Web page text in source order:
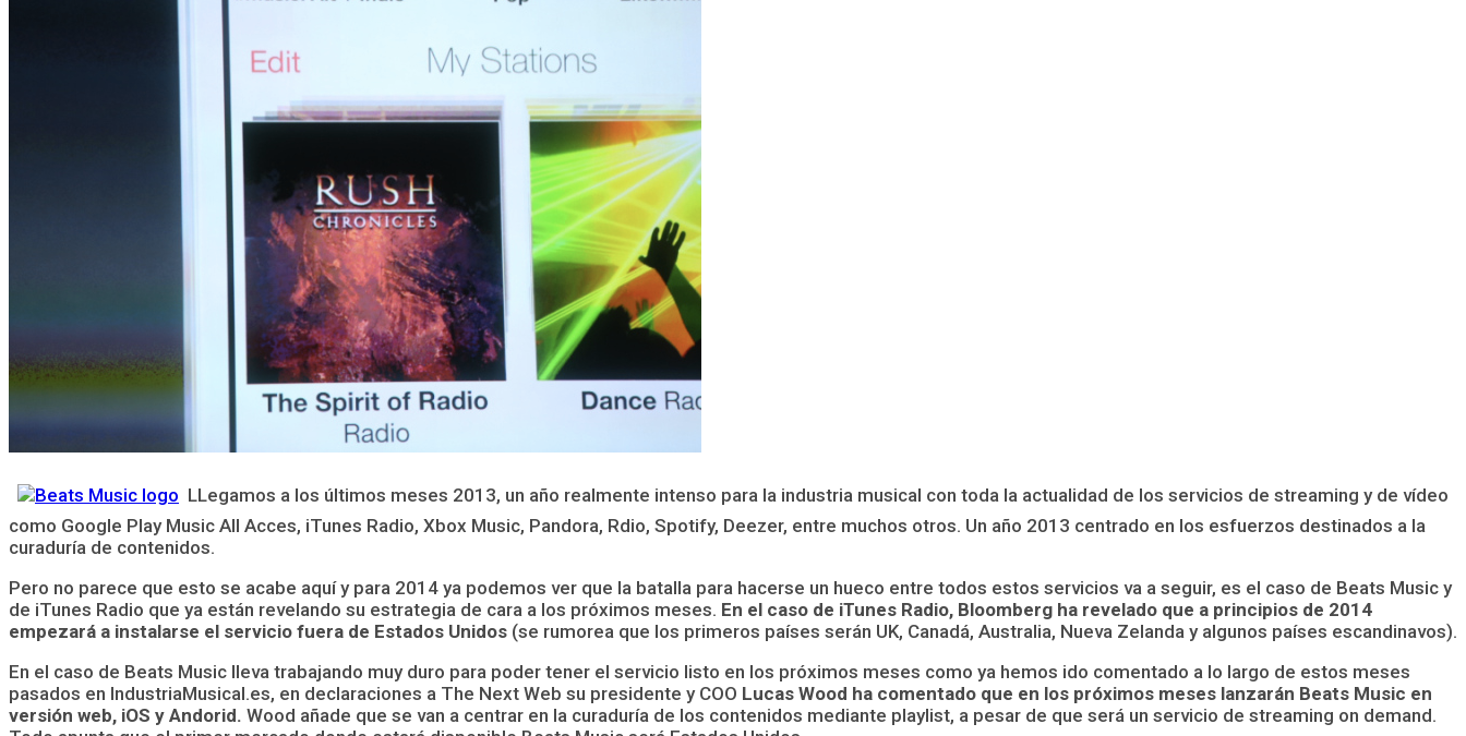
LLegamos a los últimos meses 2013, un año realmente intenso para la industria musical con toda la actualidad de los servicios de streaming y de vídeo
como Google Play Music All Acces, iTunes Radio, Xbox Music, Pandora, Rdio, Spotify, Deezer, entre muchos otros. Un año 2013 centrado en los esfuerzos destinados a la
curaduría de contenidos.
Pero no parece que esto se acabe aquí y para 2014 ya podemos ver que la batalla para hacerse un hueco entre todos estos servicios va a seguir, es el caso de Beats Music y
de iTunes Radio que ya están revelando su estrategia de cara a los próximos meses. En el caso de iTunes Radio, Bloomberg ha revelado que a principios de 2014
empezará a instalarse el servicio fuera de Estados Unidos (se rumorea que los primeros países serán UK, Canadá, Australia, Nueva Zelanda y algunos países escandinavos).
En el caso de Beats Music lleva trabajando muy duro para poder tener el servicio listo en los próximos meses como ya hemos ido comentado a lo largo de estos meses
pasados en IndustriaMusical.es, en declaraciones a The Next Web su presidente y COO Lucas Wood ha comentado que en los próximos meses lanzarán Beats Music en
versión web, iOS y Andorid. Wood añade que se van a centrar en la curaduría de los contenidos mediante playlist, a pesar de que será un servicio de streaming on demand.